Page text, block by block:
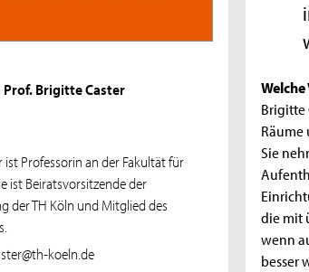
Prof. Brigitte Caster
ist Professorin an der Fakultät für
ist Beiratsvorsitzende der
der TH Köln und Mitglied des
koeln.de
Brigitte
Sie
die mit
wenn
besser